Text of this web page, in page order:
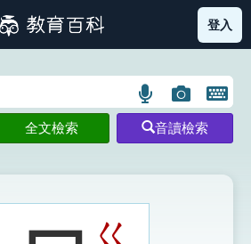
索引圖示 部首索引表圖示
登入
語
言
搜
示
圖
片
搜
開
鍵
圖
全文檢索 音讀檢索
ㄍ